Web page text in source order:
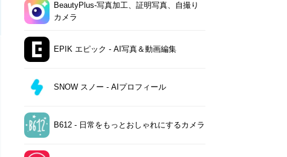
BeautyPlus-写真加工、証明写真、自撮り
カメラ
EPIK エピック - AI写真＆動画編集
SNOW スノー - AIプロフィール
B612 - 日常をもっとおしゃれにするカメラ